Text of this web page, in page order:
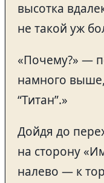
высотка
не такой уж
«Почему?» —
намного
“Титан”.»
Дойдя до
на сторону
налево — к